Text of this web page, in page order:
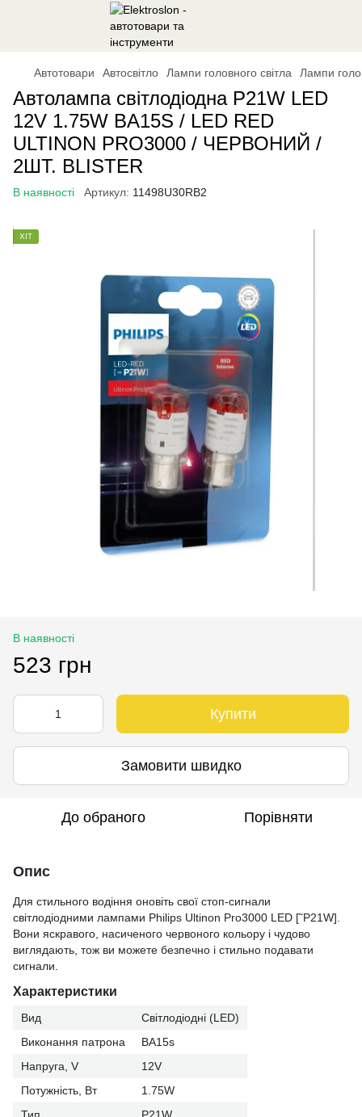
Автотовари Автосвітло Лампи головного світла Лампи
Автолампа світлодіодна P21W LED
12V 1.75W BA15S / LED RED
ULTINON PRO3000 / ЧЕРВОНИЙ /
2ШТ. BLISTER
В наявності Артикул: 11498U30RB2
ХІТ
В наявності
523 грн
Купити
Замовити швидко
До обраного Порівняти
Опис
Для стильного водіння оновіть свої стоп-сигнали
світлодіодними лампами Philips Ultinon Pro3000 LED [˜P21W].
Вони яскравого, насиченого червоного кольору і чудово
виглядають, тож ви можете безпечно і стильно подавати
сигнали.
Характеристики
Вид
Світлодіодні (LED)
Виконання патрона
BA15s
Напруга, V
12V
Потужність, Вт
1.75W
Тип
P21W